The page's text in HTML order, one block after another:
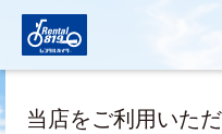
当店をご利用いた